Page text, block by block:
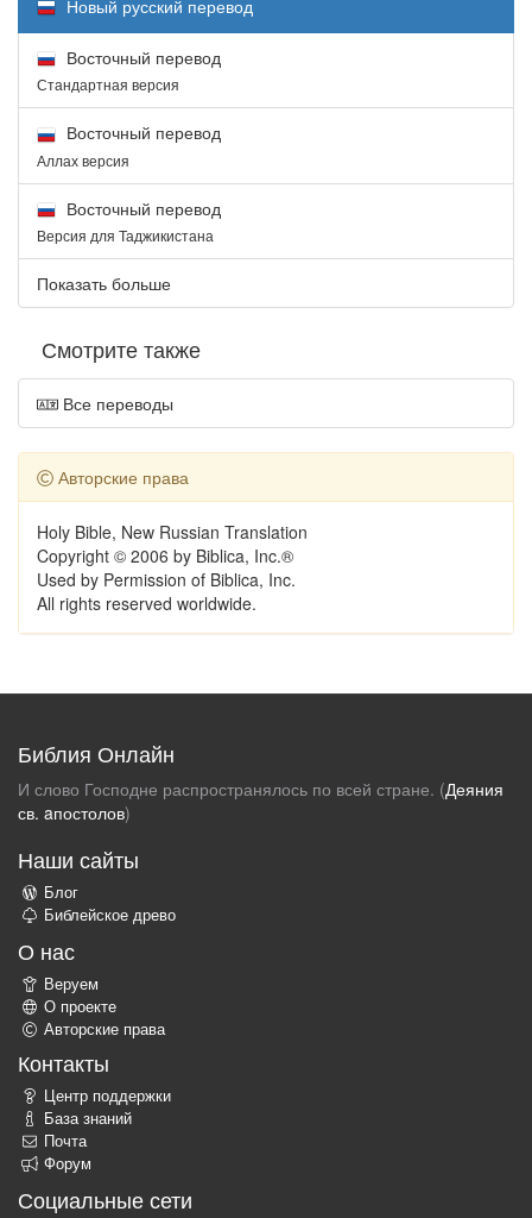
Новый русский перевод
Восточный перевод
Стандартная версия
Восточный перевод
Аллах версия
Восточный перевод
Версия для Таджикистана
Показать больше
Смотрите также
Все переводы
Авторские права
Holy Bible, New Russian Translation
Copyright © 2006 by Biblica, Inc.®
Used by Permission of Biblica, Inc.
All rights reserved worldwide.
Библия Онлайн
И слово Господне распространялось по всей стране. (Деяния
св. aпостолов)
Наши сайты
Блог
Библейское древо
О нас
Веруем
О проекте
Авторские права
Контакты
Центр поддержки
База знаний
Почта
Форум
Социальные сети